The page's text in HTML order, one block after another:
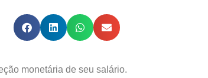
monetária de seu salário.